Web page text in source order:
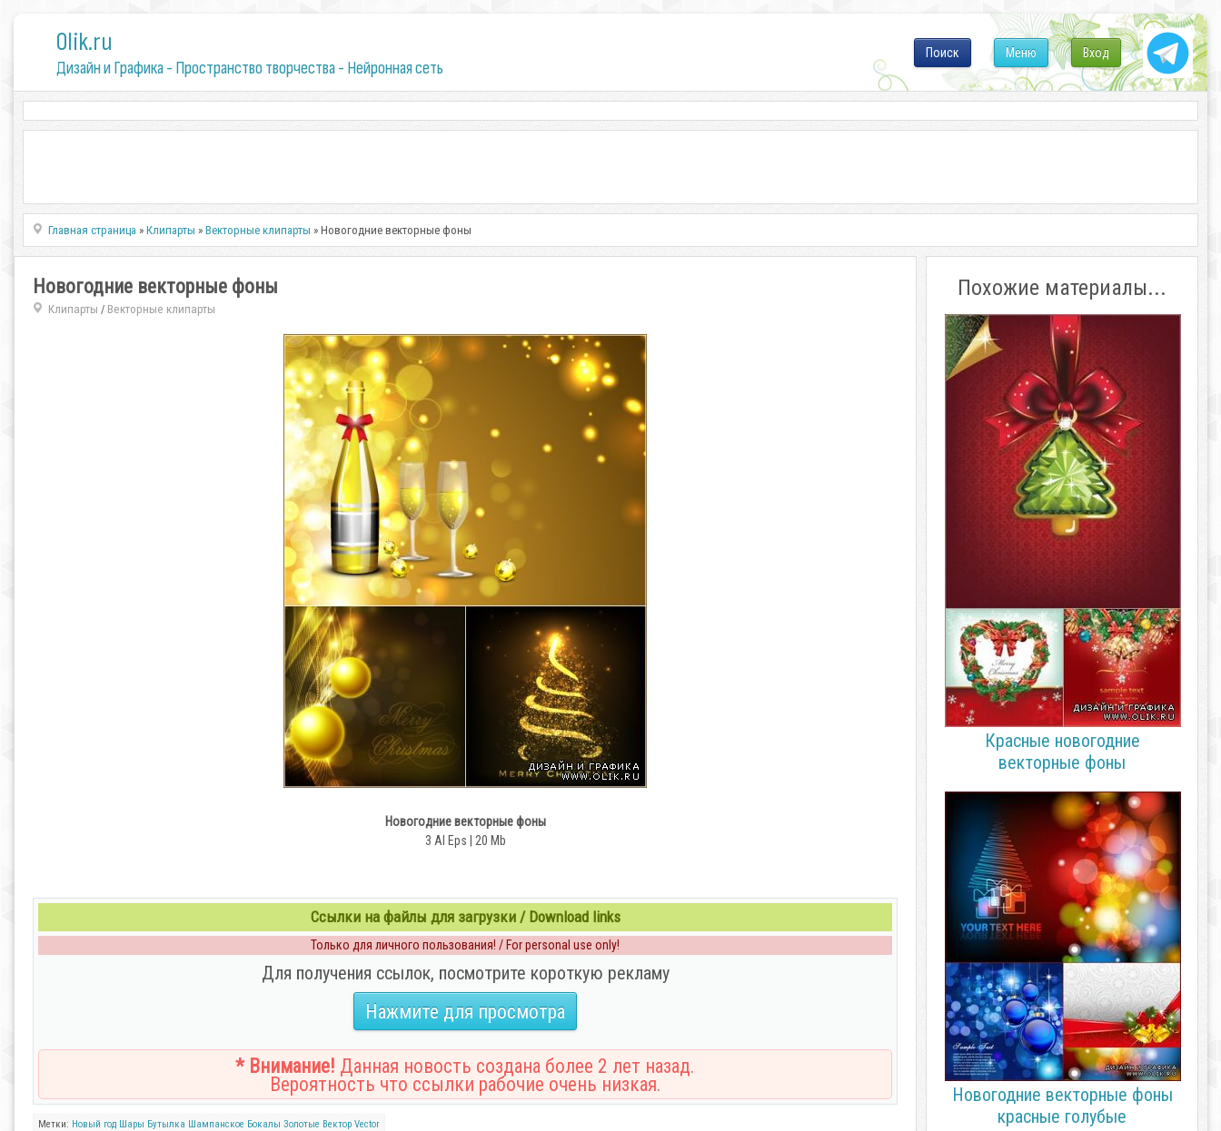
0lik.ru
Дизайн и Графика - Пространство творчества - Нейронная сеть
Вход
Меню
Поиск
Главная страница »Клипарты »Векторные клипарты » Новогодние векторные фоны
Новогодние векторные фоны
Клипарты / Векторные клипарты
Новогодние векторные фоны
3 AI Eps | 20 Mb
Ссылки на файлы для загрузки / Download links
Только для личного пользования! / For personal use only!
Для получения ссылок, посмотрите короткую рекламу
Нажмите для просмотра
* Внимание! Данная новость создана более 2 лет назад.
Вероятность что ссылки рабочие очень низкая.
Метки: Новый год Шары Бутылка Шампанское Бокалы Золотые Вектор Vector
Похожие материалы...
Красные новогодние
векторные фоны
Новогодние векторные фоны
красные голубые